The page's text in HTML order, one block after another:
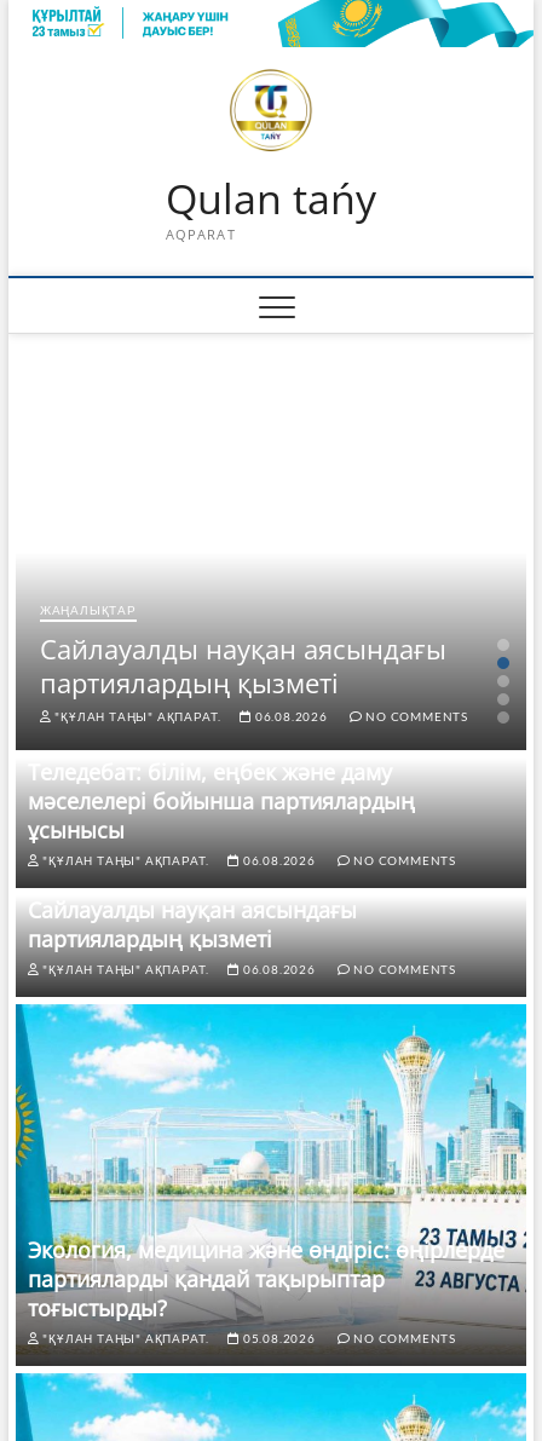
Skip
Qulan tańy
AQPARAT
ЖАҢАЛЫҚТАР
Сайлауалды науқан аясындағы
партиялардың қызметі
"ҚҰЛАН ТАҢЫ" АҚПАРАТ. 06.08.2026 NO COMMENTS
Теледебат: білім, еңбек және даму
мәселелері бойынша партиялардың
ұсынысы
"ҚҰЛАН ТАҢЫ" АҚПАРАТ. 06.08.2026 NO COMMENTS
Сайлауалды науқан аясындағы
партиялардың қызметі
"ҚҰЛАН ТАҢЫ" АҚПАРАТ. 06.08.2026 NO COMMENTS
Экология, медицина және өндіріс: өңірлерде
партияларды қандай тақырыптар
тоғыстырды?
"ҚҰЛАН ТАҢЫ" АҚПАРАТ. 05.08.2026 NO COMMENTS